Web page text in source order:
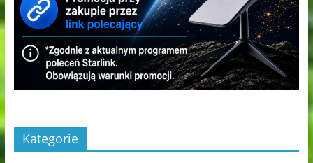
Kategorie